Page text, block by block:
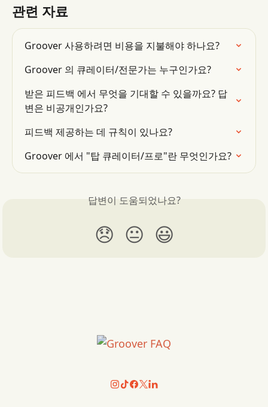
관련 자료
Groover 사용하려면 비용을 지불해야 하나요?
Groover 의 큐레이터/전문가는 누구인가요?
받은 피드백 에서 무엇을 기대할 수 있을까요? 답
변은 비공개인가요?
피드백 제공하는 데 규칙이 있나요?
Groover 에서 "탑 큐레이터/프로"란 무엇인가요?
답변이 도움되었나요?
😞 😐 😃